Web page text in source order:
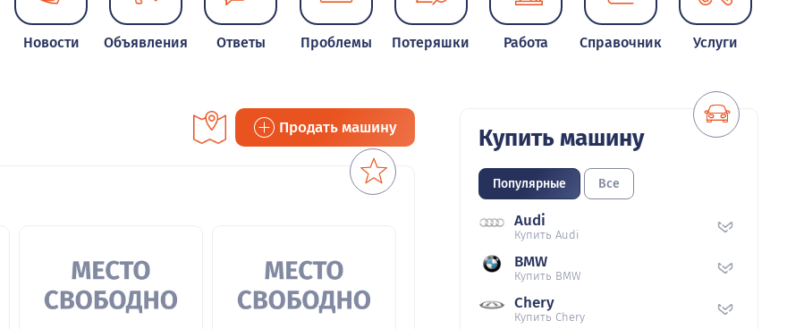
Новости Объявления Ответы Проблемы Потеряшки Работа Справочник Услуги
Продать машину Купить машину
Популярные Все
Audi
Купить Audi
BMW
Купить BMW
Chery
Купить Chery